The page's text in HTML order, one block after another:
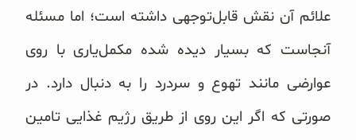
علائم آن نقش قابل‌توجهی داشته است؛ اما مسئله
آنجاست که بسیار دیده شده مکمل‌یاری با روی
عوارضی مانند تهوع و سردرد را به دنبال دارد. در
صورتی که اگر این روی از طریق رژیم غذایی تامین